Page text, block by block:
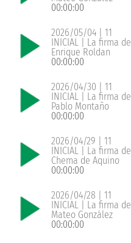
00:00:00
2026/05/04 | 11
INICIAL | La firma de
Enrique Roldan
00:00:00
2026/04/30 | 11
INICIAL | La firma de
Pablo Montaño
00:00:00
2026/04/29 | 11
INICIAL | La firma de
Chema de Aquino
00:00:00
2026/04/28 | 11
INICIAL | La firma de
Mateo González
00:00:00